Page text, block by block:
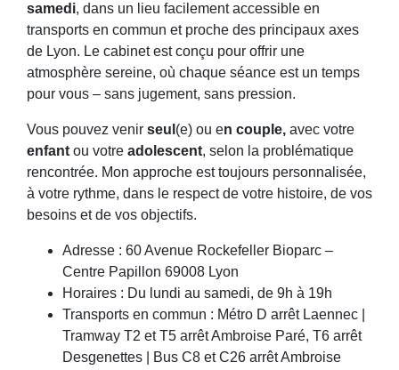
samedi, dans un lieu facilement accessible en
transports en commun et proche des principaux axes
de Lyon. Le cabinet est conçu pour offrir une
atmosphère sereine, où chaque séance est un temps
pour vous – sans jugement, sans pression.
Vous pouvez venir seul (e) ou en couple, avec votre
enfant ou votre adolescent, selon la problématique
rencontrée. Mon approche est toujours personnalisée,
à votre rythme, dans le respect de votre histoire, de vos
besoins et de vos objectifs.
Adresse : 60 Avenue Rockefeller Bioparc –
Centre Papillon 69008 Lyon
Horaires : Du lundi au samedi, de 9h à 19h
Transports en commun : Métro D arrêt Laennec |
Tramway T2 et T5 arrêt Ambroise Paré, T6 arrêt
Desgenettes | Bus C8 et C26 arrêt Ambroise